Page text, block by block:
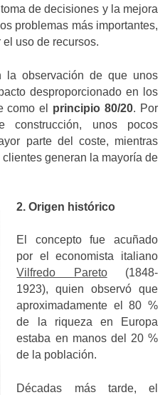
de decisiones y la mejora
problemas más importantes,
uso de recursos.
observación de que unos
desproporcionado en los
como el principio 80/20. Por
unos pocos
parte del coste, mientras
generan la mayoría de
2. Origen histórico
El concepto fue acuñado
por el economista italiano
Vilfredo Pareto(1848-
1923), quien observó que
aproximadamente el 80 %
de la riqueza en Europa
estaba en manos del 20 %
de la población.
Décadas más tarde, el